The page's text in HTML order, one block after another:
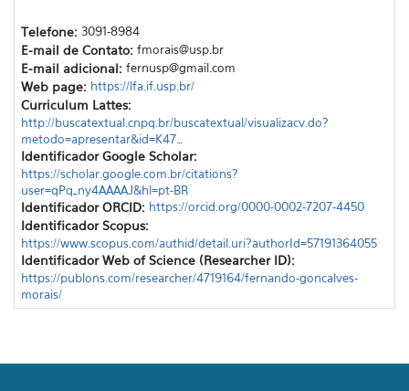
Telefone: 3091-8984
E-mail de Contato: fmorais@usp.br
E-mail adicional: fernusp@gmail.com
Web page: https://lfa.if.usp.br/
Curriculum Lattes:
http://buscatextual.cnpq.br/buscatextual/visualizacv.do?
metodo=apresentar&id=K47…
Identificador Google Scholar:
https://scholar.google.com.br/citations?
user=qPq_ny4AAAAJ&hl=pt-BR
Identificador ORCID: https://orcid.org/0000-0002-7207-4450
Identificador Scopus:
https://www.scopus.com/authid/detail.uri?authorId=57191364055
Identificador Web of Science (Researcher ID):
https://publons.com/researcher/4719164/fernando-goncalves-
morais/